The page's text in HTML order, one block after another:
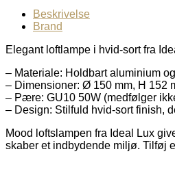
Beskrivelse
Brand
Elegant loftlampe i hvid-sort fra
– Materiale: Holdbart aluminium og
– Dimensioner: Ø 150 mm, H 152
– Pære: GU10 50W (medfølger
– Design: Stilfuld hvid-sort finish,
Mood loftslampen fra Ideal Lux
skaber et indbydende miljø. Tilføj